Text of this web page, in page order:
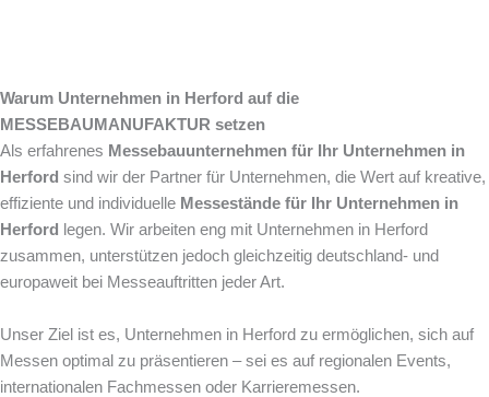
Warum Unternehmen in Herford auf die
MESSEBAUMANUFAKTUR setzen
Als erfahrenes Messebauunternehmen für Ihr Unternehmen in
Herford sind wir der Partner für Unternehmen, die Wert auf kreative,
effiziente und individuelle Messestände für Ihr Unternehmen in
Herford
legen. Wir arbeiten eng mit Unternehmen in Herford
zusammen, unterstützen jedoch gleichzeitig deutschland- und
europaweit bei Messeauftritten jeder Art.
Unser Ziel ist es, Unternehmen in Herford zu ermöglichen, sich auf
Messen optimal zu präsentieren – sei es auf regionalen Events,
internationalen Fachmessen oder Karrieremessen.